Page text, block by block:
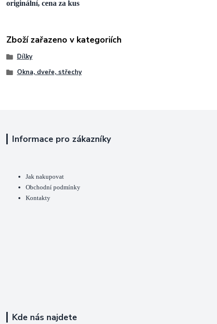
originální, cena za kus
Zboží zařazeno v kategoriích
Dílky
Okna, dveře, střechy
Informace pro zákazníky
Jak nakupovat
Obchodní podmínky
Kontakty
Kde nás najdete